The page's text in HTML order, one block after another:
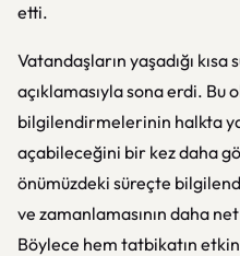
etti.
Vatandaşların yaşadığı kısa
açıklamasıyla sona erdi.
bilgilendirmelerinin halkta
açabileceğini bir kez daha
önümüzdeki süreçte
ve zamanlamasının daha
Böylece hem tatbikatın